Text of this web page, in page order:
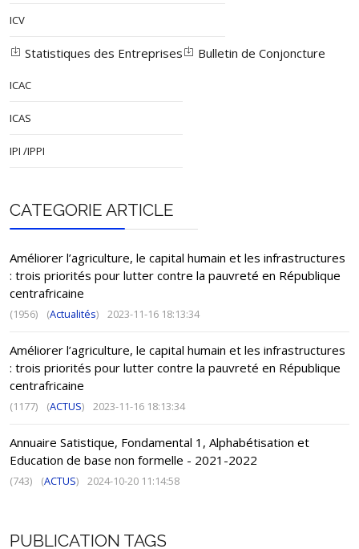
ICV
Statistiques des Entreprises
ICAC
ICAS
IPI /IPPI
Bulletin de Conjoncture
CATEGORIE ARTICLE
Améliorer l’agriculture, le capital humain et les infrastructures
: trois priorités pour lutter contre la pauvreté en République
centrafricaine
(1956) (Actualités) 2023-11-16 18:13:34
Améliorer l’agriculture, le capital humain et les infrastructures
: trois priorités pour lutter contre la pauvreté en République
centrafricaine
(1177) (ACTUS) 2023-11-16 18:13:34
Annuaire Satistique, Fondamental 1, Alphabétisation et
Education de base non formelle - 2021-2022
(743) (ACTUS) 2024-10-20 11:14:58
PUBLICATION TAGS